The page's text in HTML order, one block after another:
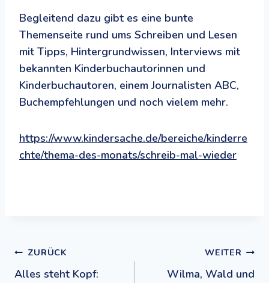
Begleitend dazu gibt es eine bunte
Themenseite rund ums Schreiben und Lesen
mit Tipps, Hintergrundwissen, Interviews mit
bekannten Kinderbuchautorinnen und
Kinderbuchautoren, einem Journalisten ABC,
Buchempfehlungen und noch vielem mehr.
https://www.kindersache.de/bereiche/kinderre
chte/thema-des-monats/schreib-mal-wieder
Beitragsnavigation
ZURÜCK
Alles steht Kopf:
WEITER
Wilma, Wald und